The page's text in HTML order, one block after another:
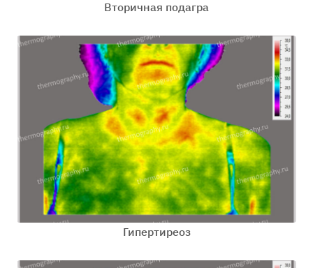
Вторичная подагра
Гипертиреоз